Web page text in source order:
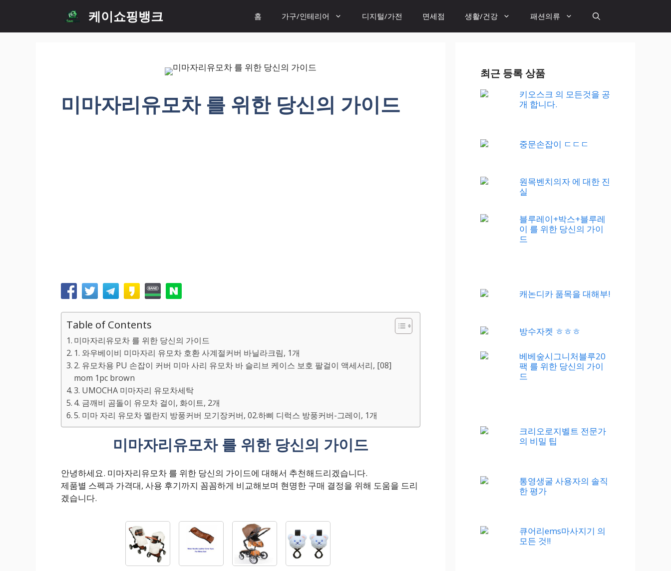
content
케이쇼핑뱅크 홈 가구/인테리어 디지털/가전 면세점 생활/건강 패션의류
미마자리유모차 를 위한 당신의 가이드
Table of Contents
미마자리유모차 를 위한 당신의 가이드
1. 와우베이비 미마자리 유모차 호환 사계절커버 바닐라크림, 1개
2. 유모차용 PU 손잡이 커버 미마 사리 유모차 바 슬리브 케이스 보호 팔걸이 액세서리, [08]
mom 1pc brown
3. UMOCHA 미마자리 유모차세탁
4. 금깨비 곰돌이 유모차 걸이, 화이트, 2개
5. 미마 자리 유모차 멜란지 방풍커버 모기장커버, 02.하삐 디럭스 방풍커버-그레이, 1개
미마자리유모차 를 위한 당신의 가이드
안녕하세요. 미마자리유모차 를 위한 당신의 가이드에 대해서 추천해드리겠습니다.
제품별 스펙과 가격대, 사용 후기까지 꼼꼼하게 비교해보며 현명한 구매 결정을 위해 도움을 드리
겠습니다.
최근 등록 상품
키오스크 의 모든것을 공
개 합니다.
중문손잡이 ㄷㄷㄷ
원목벤치의자 에 대한 진
실
블루레이+박스+블루레
이 를 위한 당신의 가이
드
캐논디카 품목을 대해부!
방수자켓 ㅎㅎㅎ
베베숲시그니처블루20
팩 를 위한 당신의 가이
드
크리오로지벨트 전문가
의 비밀 팁
통영생굴 사용자의 솔직
한 평가
큐어리ems마사지기 의
모든 것!!